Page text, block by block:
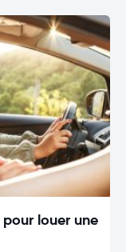
louer une